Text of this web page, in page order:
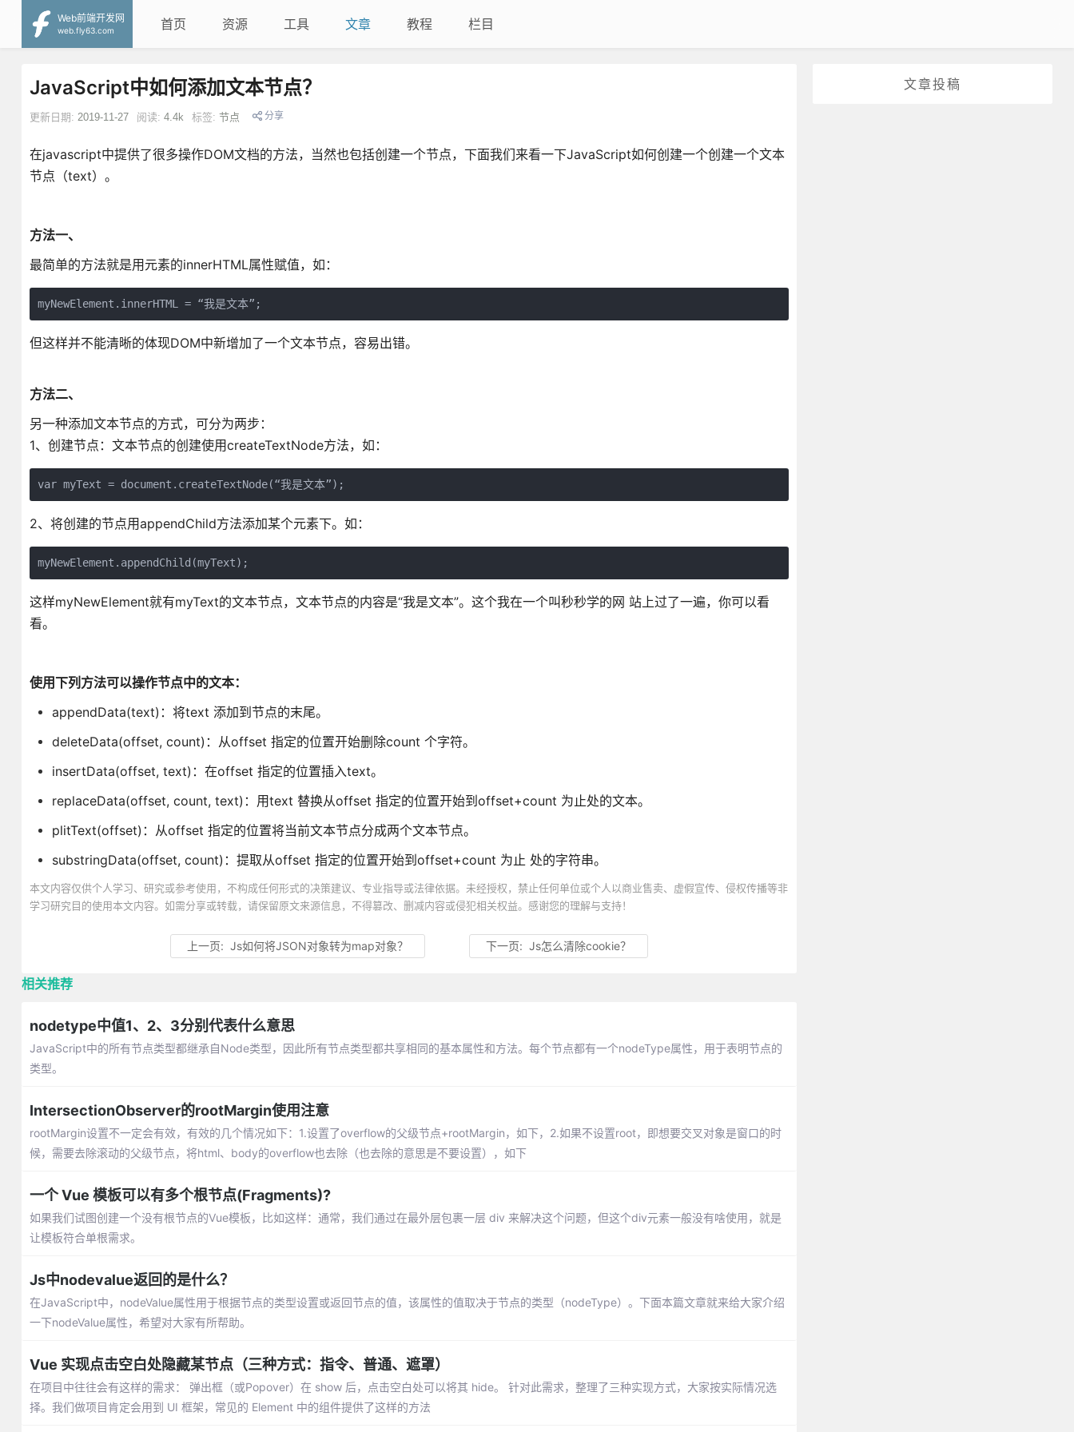
Web前端开发网
web.fly63.com
首页 资源 工具 文章 教程 栏目
文章投稿
JavaScript中如何添加文本节点？
更新日期: 2019-11-27 阅读: 4.4k 标签: 节点 分享
在javascript中提供了很多操作DOM文档的方法，当然也包括创建一个节点，下面我们来看一下JavaScript如何创建一个创建一个文本
节点（text）。
方法一、
最简单的方法就是用元素的innerHTML属性赋值，如：
myNewElement.innerHTML = “我是文本”;
但这样并不能清晰的体现DOM中新增加了一个文本节点，容易出错。
方法二、
另一种添加文本节点的方式，可分为两步：
1、创建节点：文本节点的创建使用createTextNode方法，如：
var myText = document.createTextNode(“我是文本”);
2、将创建的节点用appendChild方法添加某个元素下。如：
myNewElement.appendChild(myText);
这样myNewElement就有myText的文本节点，文本节点的内容是“我是文本”。这个我在一个叫秒秒学的网 站上过了一遍，你可以看
看。
使用下列方法可以操作节点中的文本：
appendData(text)：将text 添加到节点的末尾。
deleteData(offset, count)：从offset 指定的位置开始删除count 个字符。
insertData(offset, text)：在offset 指定的位置插入text。
replaceData(offset, count, text)：用text 替换从offset 指定的位置开始到offset+count 为止处的文本。
plitText(offset)：从offset 指定的位置将当前文本节点分成两个文本节点。
substringData(offset, count)：提取从offset 指定的位置开始到offset+count 为止 处的字符串。
本文内容仅供个人学习、研究或参考使用，不构成任何形式的决策建议、专业指导或法律依据。未经授权，禁止任何单位或个人以商业售卖、虚假宣传、侵权传播等非
学习研究目的使用本文内容。如需分享或转载，请保留原文来源信息，不得篡改、删减内容或侵犯相关权益。感谢您的理解与支持！
上一页: Js如何将JSON对象转为map对象？ 下一页: Js怎么清除cookie？
相关推荐
nodetype中值1、2、3分别代表什么意思
JavaScript中的所有节点类型都继承自Node类型，因此所有节点类型都共享相同的基本属性和方法。每个节点都有一个nodeType属性，用于表明节点的
类型。
IntersectionObserver的rootMargin使用注意
rootMargin设置不一定会有效，有效的几个情况如下：1.设置了overflow的父级节点+rootMargin，如下，2.如果不设置root，即想要交叉对象是窗口的时
候，需要去除滚动的父级节点，将html、body的overflow也去除（也去除的意思是不要设置），如下
一个 Vue 模板可以有多个根节点(Fragments)?
如果我们试图创建一个没有根节点的Vue模板，比如这样：通常，我们通过在最外层包裹一层 div 来解决这个问题，但这个div元素一般没有啥使用，就是
让模板符合单根需求。
Js中nodevalue返回的是什么？
在JavaScript中，nodeValue属性用于根据节点的类型设置或返回节点的值，该属性的值取决于节点的类型（nodeType）。下面本篇文章就来给大家介绍
一下nodeValue属性，希望对大家有所帮助。
Vue 实现点击空白处隐藏某节点（三种方式：指令、普通、遮罩）
在项目中往往会有这样的需求： 弹出框（或Popover）在 show 后，点击空白处可以将其 hide。 针对此需求，整理了三种实现方式，大家按实际情况选
择。我们做项目肯定会用到 UI 框架，常见的 Element 中的组件提供了这样的方法